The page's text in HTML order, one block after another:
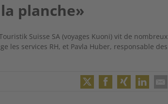
planche»
Suisse SA (voyages Kuoni) vit de nombreux
les services RH, et Pavla Huber, responsable des